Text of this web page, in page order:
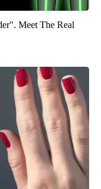
Meet The Real